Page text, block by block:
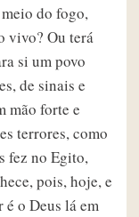
do fogo,
vivo? Ou terá
si um povo
de sinais e
mão forte e
terrores, como
fez no Egito,
pois, hoje, e
é o Deus lá em